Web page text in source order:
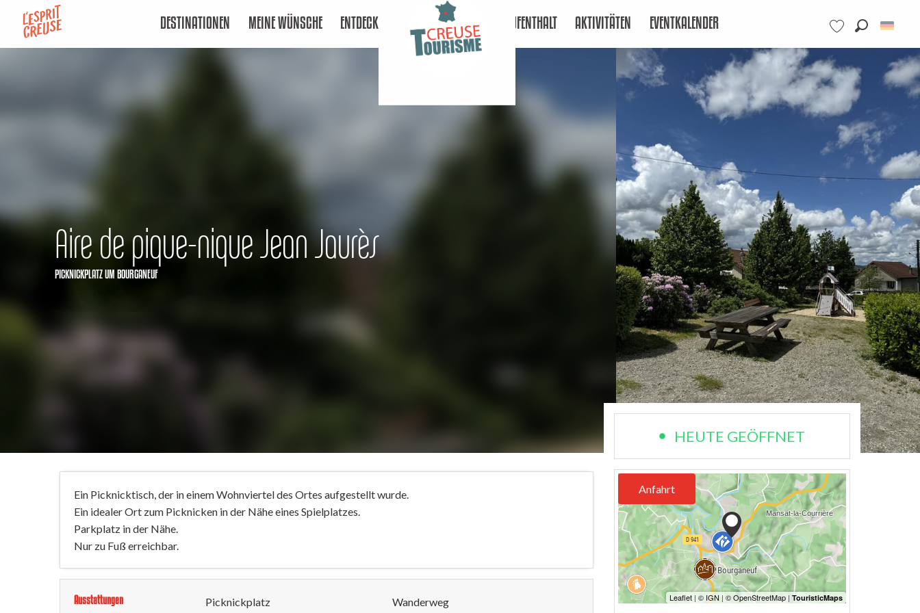
contenu
Voir les favoris
DESTINATIONEN MEINE WÜNSCHE ENTDECKEN AUFENTHALT AKTIVITÄTEN EVENTKALENDER
Aire de pique-nique Jean Jaurès
PICKNICKPLATZUM BOURGANEUF
Ein Picknicktisch, der in einem Wohnviertel des Ortes aufgestellt wurde.
Ein idealer Ort zum Picknicken in der Nähe eines Spielplatzes.
Parkplatz in der Nähe.
Nur zu Fuß erreichbar.
Ausstattungen
Picknickplatz
Wanderweg
HEUTE GEÖFFNET
Anfahrt